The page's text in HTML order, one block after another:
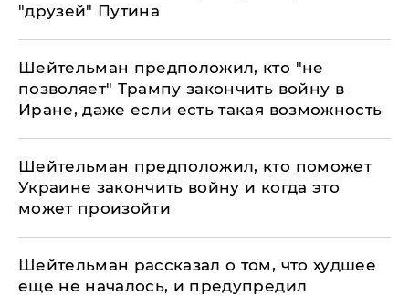
"друзей" Путина
Шейтельман предположил, кто ​"не
позволяет​" Трампу закончить войну в
Иране, даже если есть такая возможность
Шейтельман предположил, кто поможет
Украине закончить войну и когда это
может произойти
Шейтельман рассказал о том, что худшее
еще не началось, и предупредил